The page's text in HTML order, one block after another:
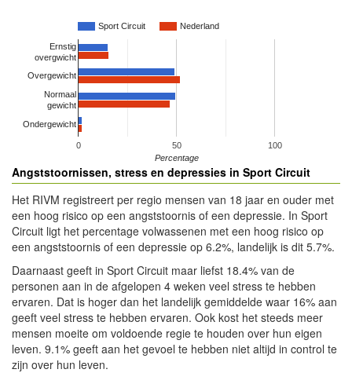
Sport Circuit Nederland
0 50 100
Ernstig
overgwicht
Overgewicht
Normaal
gewicht
Ondergewicht
Percentage
Angststoornissen, stress en depressies in Sport Circuit
Het RIVM registreert per regio mensen van 18 jaar en ouder met
een hoog risico op een angststoornis of een depressie. In Sport
Circuit ligt het percentage volwassenen met een hoog risico op
een angststoornis of een depressie op 6.2%, landelijk is dit 5.7%.
Daarnaast geeft in Sport Circuit maar liefst 18.4% van de
personen aan in de afgelopen 4 weken veel stress te hebben
ervaren. Dat is hoger dan het landelijk gemiddelde waar 16% aan
geeft veel stress te hebben ervaren. Ook kost het steeds meer
mensen moeite om voldoende regie te houden over hun eigen
leven. 9.1% geeft aan het gevoel te hebben niet altijd in control te
zijn over hun leven.